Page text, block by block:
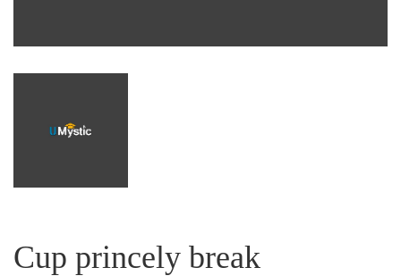
Cup princely break